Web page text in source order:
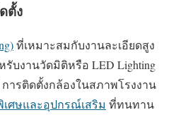
ตั้ง
ที่เหมาะสมกับงานละเอียดสูง
หรับงานวัดมิติหรือ LED Lighting
ารติดตั้งกล้องในสภาพโรงงาน
ศษและอุปกรณ์เสริม ที่ทนทาน